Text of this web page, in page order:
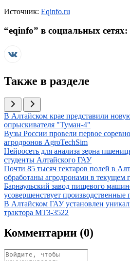
Источник: Eqinfo.ru
“eqinfo” в социальных сетях:
Также в разделе
Иллюстрация новости
В Алтайском крае представили
опрыскивателя "Туман-4"
Иллюстрация новости
Вузы России провели первое
агродронов AgroTechSim
Иллюстрация новости
Нейросеть для анализа зерна
студенты Алтайского ГАУ
Иллюстрация новости
Почти 85 тысяч гектаров полей в
обработаны агродронами в текущем
Иллюстрация новости
Барнаульский завод пищевого
усовершенствует производственные
Иллюстрация новости
В Алтайском ГАУ установлен
трактора МТЗ-3522
Комментарии (0)